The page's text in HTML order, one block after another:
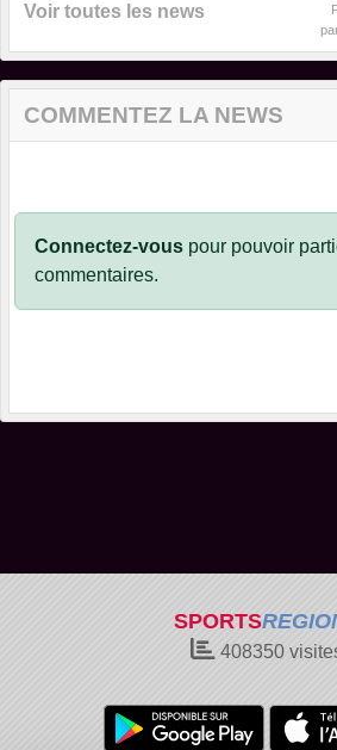
Voir toutes les news
COMMENTEZ LA NEWS
Connectez-vous pour pouvoir
commentaires.
SPORTS
408350